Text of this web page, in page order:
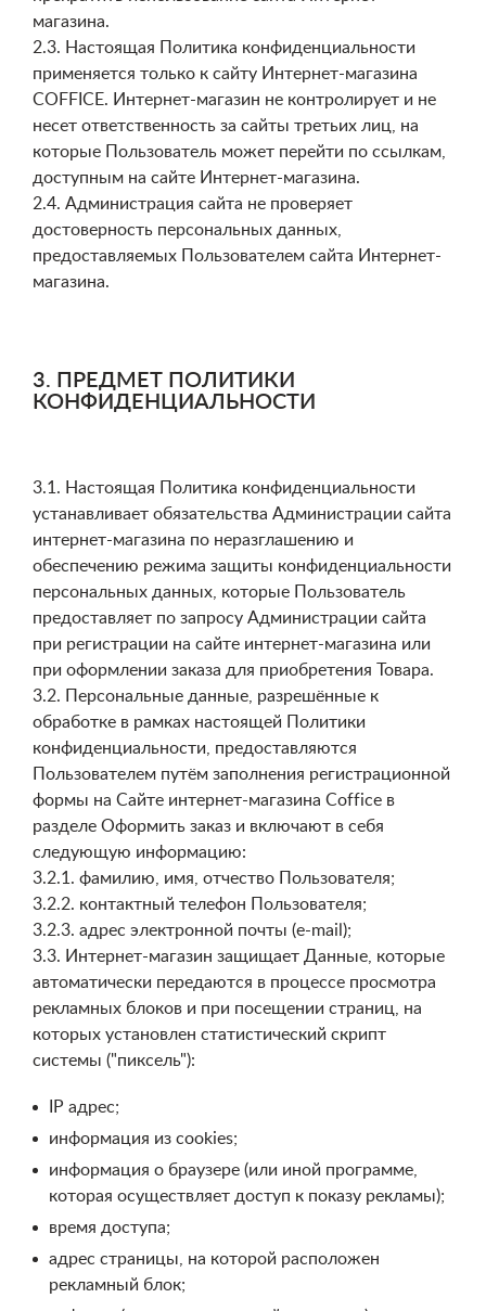
магазина.
2.3. Настоящая Политика конфиденциальности
применяется только к сайту Интернет-магазина
COFFICE. Интернет-магазин не контролирует и не
несет ответственность за сайты третьих лиц, на
которые Пользователь может перейти по ссылкам,
доступным на сайте Интернет-магазина.
2.4. Администрация сайта не проверяет
достоверность персональных данных,
предоставляемых Пользователем сайта Интернет-
магазина.
3. ПРЕДМЕТ ПОЛИТИКИ
КОНФИДЕНЦИАЛЬНОСТИ
3.1. Настоящая Политика конфиденциальности
устанавливает обязательства Администрации сайта
интернет-магазина по неразглашению и
обеспечению режима защиты конфиденциальности
персональных данных, которые Пользователь
предоставляет по запросу Администрации сайта
при регистрации на сайте интернет-магазина или
при оформлении заказа для приобретения Товара.
3.2. Персональные данные, разрешённые к
обработке в рамках настоящей Политики
конфиденциальности, предоставляются
Пользователем путём заполнения регистрационной
формы на Сайте интернет-магазина Coffice в
разделе Оформить заказ и включают в себя
следующую информацию:
3.2.1. фамилию, имя, отчество Пользователя;
3.2.2. контактный телефон Пользователя;
3.2.3. адрес электронной почты (e-mail);
3.3. Интернет-магазин защищает Данные, которые
автоматически передаются в процессе просмотра
рекламных блоков и при посещении страниц, на
которых установлен статистический скрипт
системы ("пиксель"):
IP адрес;
информация из cookies;
информация о браузере (или иной программе,
которая осуществляет доступ к показу рекламы);
время доступа;
адрес страницы, на которой расположен
рекламный блок;